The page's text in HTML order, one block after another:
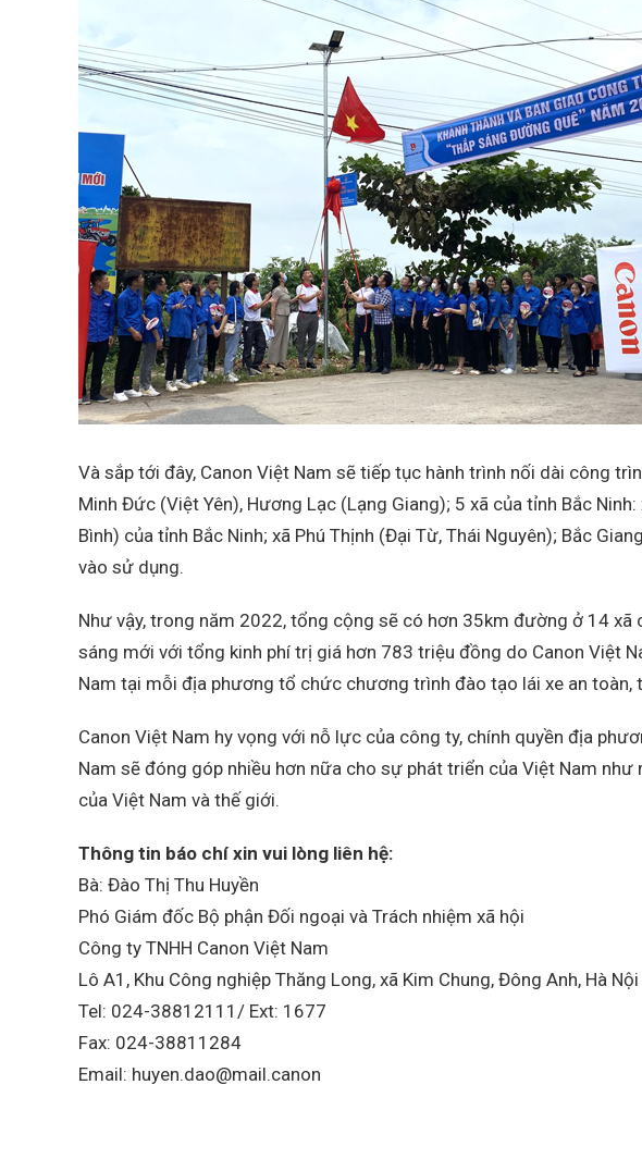
Và sắp tới đây, Canon Việt Nam sẽ tiếp tục hành trình nối dài công
Minh Đức (Việt Yên), Hương Lạc (Lạng Giang); 5 xã của tỉnh Bắc
Bình) của tỉnh Bắc Ninh; xã Phú Thịnh (Đại Từ, Thái Nguyên); Bắc
vào sử dụng.
Như vậy, trong năm 2022, tổng cộng sẽ có hơn 35km đường ở 14
sáng mới với tổng kinh phí trị giá hơn 783 triệu đồng do Canon Việt
Nam tại mỗi địa phương tổ chức chương trình đào tạo lái xe an
Canon Việt Nam hy vọng với nỗ lực của công ty, chính quyền địa
Nam sẽ đóng góp nhiều hơn nữa cho sự phát triển của Việt Nam
của Việt Nam và thế giới.
Thông tin báo chí xin vui lòng liên hệ:
Bà: Đào Thị Thu Huyền
Phó Giám đốc Bộ phận Đối ngoại và Trách nhiệm xã hội
Công ty TNHH Canon Việt Nam
Lô A1, Khu Công nghiệp Thăng Long, xã Kim Chung, Đông Anh, Hà Nội
Tel: 024-38812111/ Ext: 1677
Fax: 024-38811284
Email: huyen.dao@mail.canon